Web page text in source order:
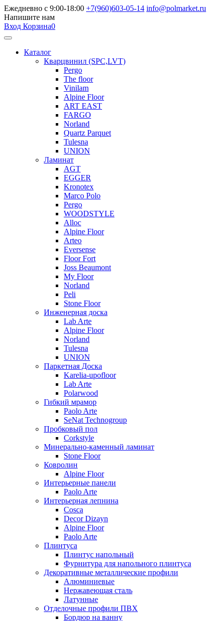
Ежедневно с 9:00-18:00 +7(960)603-05-14 info@polmarket.ru
Напишите нам
Вход Корзина0
Каталог
Кварцвинил (SPC,LVT)
Pergo
The floor
Vinilam
Alpine Floor
ART EAST
FARGO
Norland
Quartz Parquet
Tulesna
UNION
Ламинат
AGT
EGGER
Kronotex
Marco Polo
Pergo
WOODSTYLE
Alloc
Alpine Floor
Arteo
Eversense
Floor Fort
Joss Beaumont
My Floor
Norland
Peli
Stone Floor
Инженерная доска
Lab Arte
Alpine Floor
Norland
Tulesna
UNION
Паркетная Доска
Karelia-upofloor
Lab Arte
Polarwood
Гибкий мрамор
Paolo Arte
SeNat Technogroup
Пробковый пол
Corkstyle
Минерально-каменный ламинат
Stone Floor
Ковролин
Alpine Floor
Интерьерные панели
Paolo Arte
Интерьерная лепнина
Cosca
Decor Dizayn
Alpine Floor
Paolo Arte
Плинтуса
Плинтус напольный
Фурнитура для напольного плинтуса
Декоративные металлические профили
Алюминиевые
Нержавеющая сталь
Латунные
Отделочные профили ПВХ
Бордюр на ванну